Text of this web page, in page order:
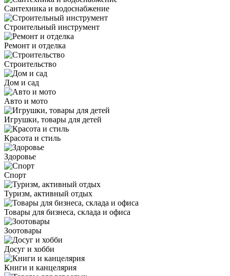
Сантехника и водоснабжение
Строительный инструмент
Ремонт и отделка
Строительство
Дом и сад
Авто и мото
Игрушки, товары для детей
Красота и стиль
Здоровье
Спорт
Туризм, активный отдых
Товары для бизнеса, склада и офиса
Зоотовары
Досуг и хобби
Книги и канцелярия